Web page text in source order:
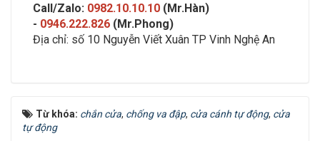
Call/Zalo: 0982.10.10.10 (Mr.Hàn)
- 0946.222.826 (Mr.Phong)
Địa chỉ: số 10 Nguyễn Viết Xuân TP Vinh Nghệ An
Từ khóa: chắn cửa, chống va đập, cửa cánh tự động, cửa
tự động